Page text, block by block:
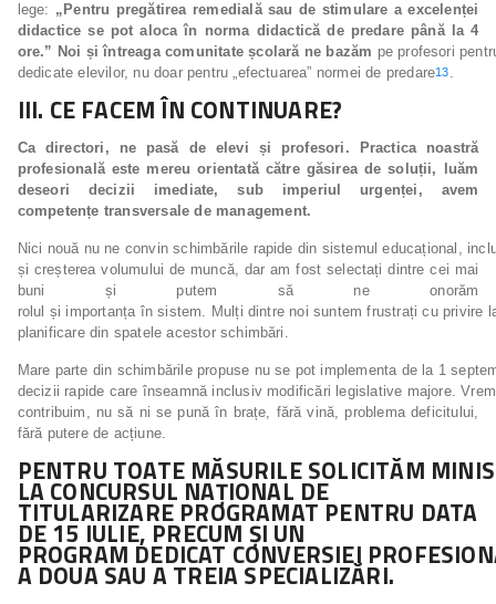
lege: „Pentru pregătirea remedială sau de stimulare a excelenței
didactice se pot aloca în norma didactică de predare până la 4
ore.” Noi și întreaga comunitate școlară ne bazăm pe profesori
dedicate elevilor, nu doar pentru „efectuarea” normei de predare13.
III. CE FACEM ÎN CONTINUARE?
Ca directori, ne pasă de elevi și profesori. Practica noastră
profesională este mereu orientată către găsirea de soluții, luăm
deseori decizii imediate, sub imperiul urgenței, avem
competențe transversale de management.
Nici nouă nu ne convin schimbările rapide din sistemul educațional,
și creșterea volumului de muncă, dar am fost selectați dintre cei mai
buni și putem să ne onorăm
rolul și importanța în sistem. Mulți dintre noi suntem frustrați cu privire
planificare din spatele acestor schimbări.
Mare parte din schimbările propuse nu se pot implementa de la 1
decizii rapide care înseamnă inclusiv modificări legislative majore.
contribuim, nu să ni se pună în brațe, fără vină, problema deficitului,
fără putere de acțiune.
PENTRU TOATE MĂSURILESOLICITĂM
LA CONCURSUL NAȚIONAL DE
TITULARIZARE PROGRAMAT PENTRU DATA
DE 15 IULIE, PRECUM ȘI UN
PROGRAM DEDICAT CONVERSIEI
A DOUASAU A TREIA SPECIALIZĂRI.